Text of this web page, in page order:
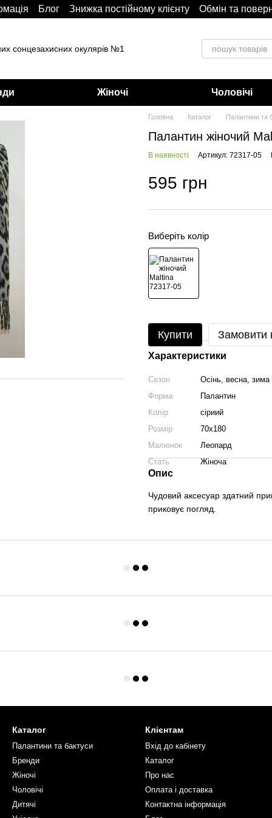
Блoг Знижка постійному клієнту Обмін та
сонцезахисних окулярів №1
Жіночі Чоловічі
Головна Каталог Палантини та
Палантин жіночий
В наявності Артикул: 72317-05
595 грн
Виберіть колір
Купити Замовити
Характеристики
Сезон
Осінь, весна, зима
Форма
Палантин
Колір
сіриий
Розмір
70х180
Малюнок
Леопард
Стать
Жіноча
Опис
Чудовий аксесуар здатний
приковує погляд.
Каталог
Палантини та бактуси
Бренди
Жіночі
Чоловічі
Дитячі
Клієнтам
Вхід до кабінету
Каталог
Про нас
Оплата і доставка
Контактна інформація